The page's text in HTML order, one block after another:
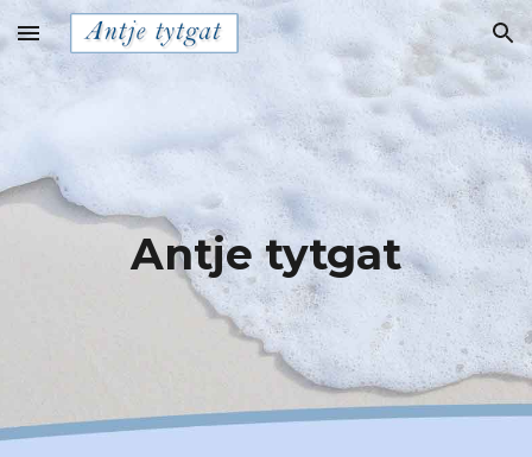
Skip to main content Skip to navigation
Antje tytgat